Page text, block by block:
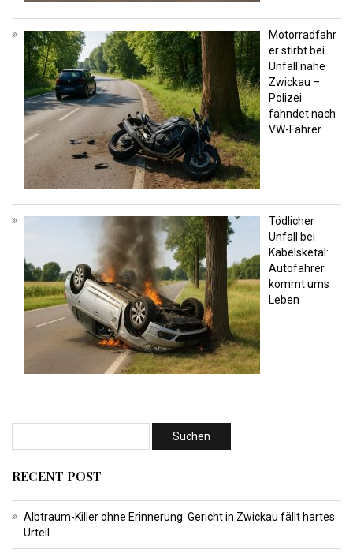
Motorradfahr
er stirbt bei
Unfall nahe
Zwickau –
Polizei
fahndet nach
VW-Fahrer
Tödlicher
Unfall bei
Kabelsketal:
Autofahrer
kommt ums
Leben
RECENT POST
Albtraum-Killer ohne Erinnerung: Gericht in Zwickau fällt hartes
Urteil